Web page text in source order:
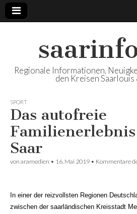
Regionale Informationen,
den Kreisen
SPORT
Das autofreie
Saar
von aramedien • 16. Mai 2019 • Kommentare
In einer der reizvollsten Regionen
zwischen der saarländischen Kreisstadt